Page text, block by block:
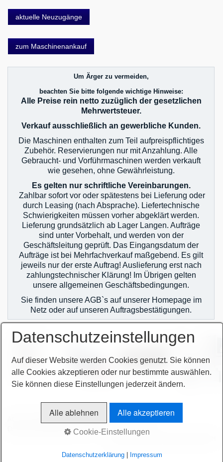
aktuelle Neuzugänge
zum Maschinenankauf
Um Ärger zu vermeiden,
beachten Sie bitte folgende wichtige Hinweise:
Alle Preise rein netto zuzüglich der gesetzlichen
Mehrwertsteuer.
Verkauf ausschließlich an gewerbliche Kunden.
Die Maschinen enthalten zum Teil aufpreispflichtiges
Zubehör. Reservierungen nur mit Anzahlung. Alle
Gebraucht- und Vorführmaschinen werden verkauft
wie gesehen, ohne Gewährleistung.
Es gelten nur schriftliche Vereinbarungen.
Zahlbar sofort vor oder spätestens bei Lieferung oder
durch Leasing (nach Absprache). Liefertechnische
Schwierigkeiten müssen vorher abgeklärt werden.
Lieferung grundsätzlich ab Lager Langen. Aufträge
sind unter Vorbehalt, und werden von der
Geschäftsleitung geprüft. Das Eingangsdatum der
Aufträge ist bei Mehrfachverkauf maßgebend. Es gilt
jeweils nur der erste Auftrag! Auslieferung erst nach
zahlungstechnischer Klärung! Im Übrigen gelten
unsere allgemeinen Geschäftsbedingungen.
Sie finden unsere AGB`s auf unserer Homepage im
Netz oder auf unseren Auftragsbestätigungen.
Sitemap intern
Datenschutzerklärung
intern
© 2026 höchsmann-maschinen GmbH
Datenschutzeinstellungen
Auf dieser Website werden Cookies genutzt. Sie können
alle Cookies akzeptieren oder nur bestimmte auswählen.
Sie können diese Einstellungen jederzeit ändern.
Alle ablehnen Alle akzeptieren
Cookie-Einstellungen
Datenschutzerklärung Impressum